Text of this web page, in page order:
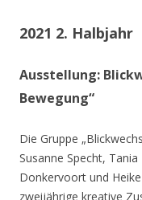
2021 2. Halbjahr
Ausstellung:
Bewegung“
Die Gruppe
Susanne Specht,
Donkervoort und
zweijährige kreative